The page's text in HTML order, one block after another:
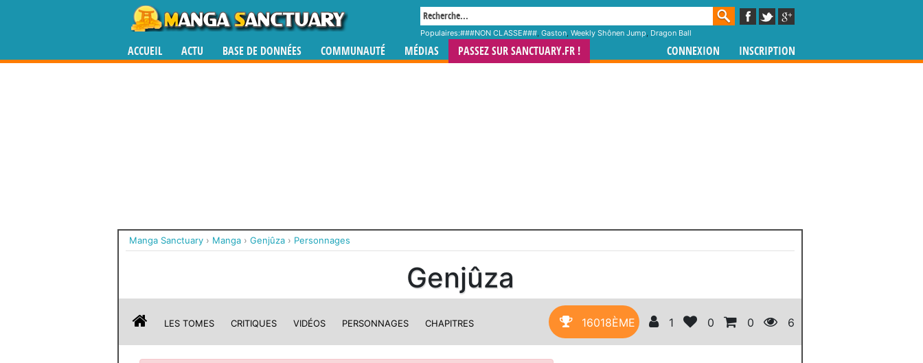
Populaires:###NON CLASSE###, Gaston, Weekly Shônen Jump, Dragon Ball
ACCUEIL ACTU BASE DE DONNÉES COMMUNAUTÉ MÉDIAS PASSEZ SUR SANCTUARY.FR ! CONNEXION INSCRIPTION
Manga Sanctuary › Manga › Genjûza › Personnages
Genjûza
LES TOMES CRITIQUES VIDÉOS PERSONNAGES CHAPITRES 16018ÈME 1 0 0 6